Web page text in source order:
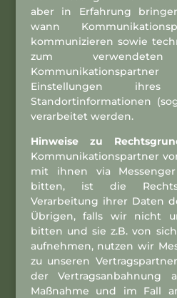
aber in Erfahrung
wann
kommunizieren sowie
zum
Einstellungen
Standortinformationen
verarbeitet werden.
Hinweise zu
Kommunikationspartner
mit ihnen via
bitten, ist die
Verarbeitung ihrer Daten
Übrigen, falls wir nicht
bitten und sie z.B. von
aufnehmen, nutzen wir
zu unseren
der Vertragsanbahnung
Maßnahme und im Fall